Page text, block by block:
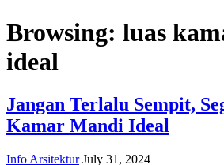
Browsing: luas
ideal
Jangan Terlalu Sempit,
Kamar Mandi Ideal
Info Arsitektur July 31, 2024